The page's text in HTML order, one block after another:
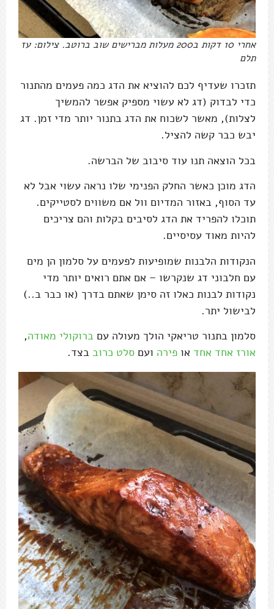
אחרי 10 דקות ב200 מעלות מברישים שוב ברוטב. צילום: עז
תלם
תזכרו שעדיף לכם להוציא את הדג כמה פעמים מהתנור
כדי לבדוק (דג לא עשוי מספיק אפשר להמשיך
לצלות), מאשר לשכוח את הדג בתנור יותר מדי זמן. דג
יבש כבר קשה להציל.
בכל הוצאה תנו עוד סיבוב של הברשה.
הדג מוכן כאשר החלק הפנימי שלו נראה עשוי אבל לא
עד הסוף, באזור המדיום וול אם משווים לסטייקים.
תוכלו להפריד את הדג לסיבים בקלות והם צריכים
להיות מאוד עסיסיים.
הנקודות הלבנות שמופיעות לפעמים על סלמון הן מים
עם חלבוני דג שנקרשו – אם אתם רואים יותר מדי
נקודות לבנות כאלו זה סימן שאתם בדרך (או כבר ב..)
לבישול יתר.
סלמון בתנור טריאקי הולך מעולה עם ברוקולי מאודה,
אורז אחד אחד או פירה ועם סלט כרוב בצד.